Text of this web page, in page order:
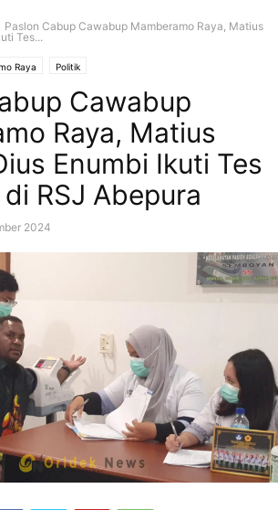
Paslon Cabup Cawabup Mamberamo Raya, Matius
Tes...
Raya Politik
Cawabup
Raya, Matius
Enumbi Ikuti Tes
RSJ Abepura
2024